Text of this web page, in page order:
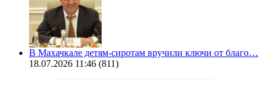
В Махачкале детям-сиротам вручили ключи от благо…
18.07.2026 11:46 (811)